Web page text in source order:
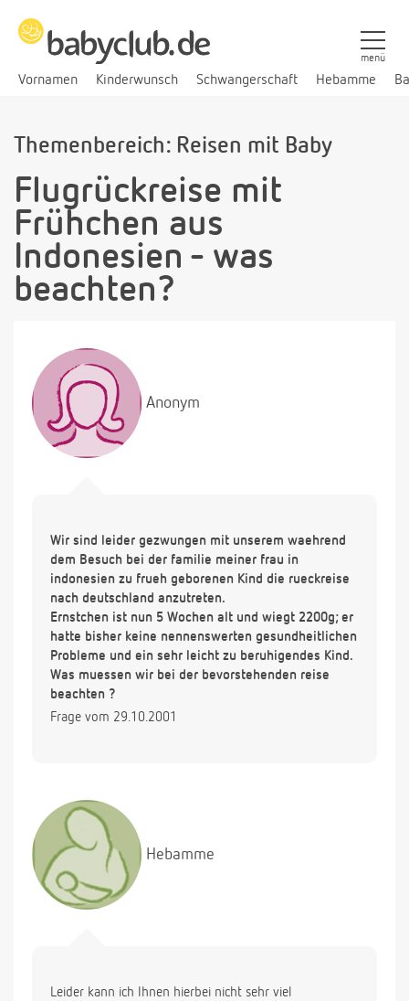
Vornamen Kinderwunsch Schwangerschaft Hebamme
menü
Themenbereich: Reisen mit Baby
Flugrückreise mit
Frühchen aus
Indonesien - was
beachten?
Anonym
Wir sind leider gezwungen mit unserem waehrend
dem Besuch bei der familie meiner frau in
indonesien zu frueh geborenen Kind die rueckreise
nach deutschland anzutreten.
Ernstchen ist nun 5 Wochen alt und wiegt 2200g; er
hatte bisher keine nennenswerten gesundheitlichen
Probleme und ein sehr leicht zu beruhigendes Kind.
Was muessen wir bei der bevorstehenden reise
beachten ?
Frage vom 29.10.2001
Hebamme
Leider kann ich Ihnen hierbei nicht sehr viel